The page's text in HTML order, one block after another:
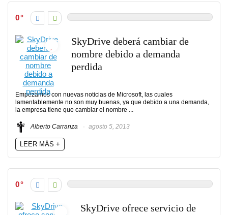
0
SkyDrive deberá cambiar de
nombre debido a demanda
perdida
Empezamos con nuevas noticias de Microsoft, las cuales
lamentablemente no son muy buenas, ya que debido a una demanda,
la empresa tiene que cambiar el nombre ...
Alberto Carranza agosto 5, 2013
LEER MÁS +
0
SkyDrive ofrece servicio de